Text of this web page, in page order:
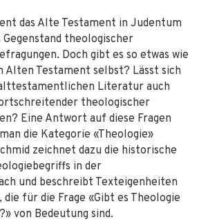
das Alte Testament in Judentum
theologischer
Doch gibt es so etwas wie
Alten Testament selbst? Lässt sich
Literatur auch
theologischer
Eine Antwort auf diese Fragen
die Kategorie «Theologie»
zeichnet dazu die historische
in der
und beschreibt Texteigenheiten
für die Frage «Gibt es Theologie
von Bedeutung sind.